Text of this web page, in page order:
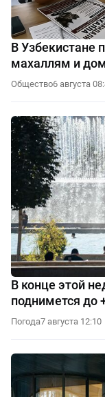
В Узбекистане
махаллям и
Общество6 августа
В конце этой
поднимется до
Погода7 августа 12:10